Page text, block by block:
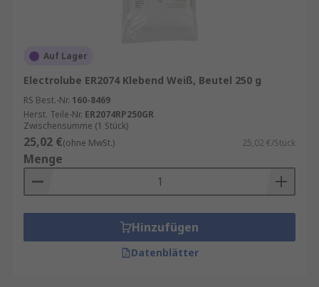
Auf Lager
Electrolube ER2074 Klebend Weiß, Beutel 250 g
RS Best.-Nr. 160-8469
Herst. Teile-Nr. ER2074RP250GR
Zwischensumme (1 Stück)
25,02 €(ohne MwSt.) 25,02 €/Stück
Menge
Hinzufügen
Datenblätter